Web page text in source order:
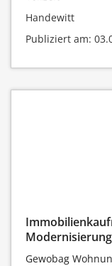
Handewitt
Publiziert am:
Gewobag